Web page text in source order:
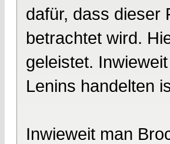
dafür, dass dieser
betrachtet wird.
geleistet.
Lenins handelten
Inwieweit man